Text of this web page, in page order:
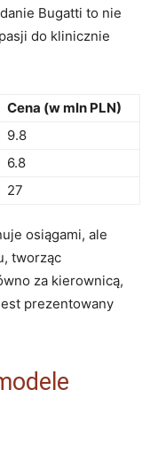
Bugatti to nie
⁣do klinicznie‌
Cena (w mln PLN)
9.8
6.8
27
osiągami, ale
⁣tworząc
za kierownicą,
prezentowany